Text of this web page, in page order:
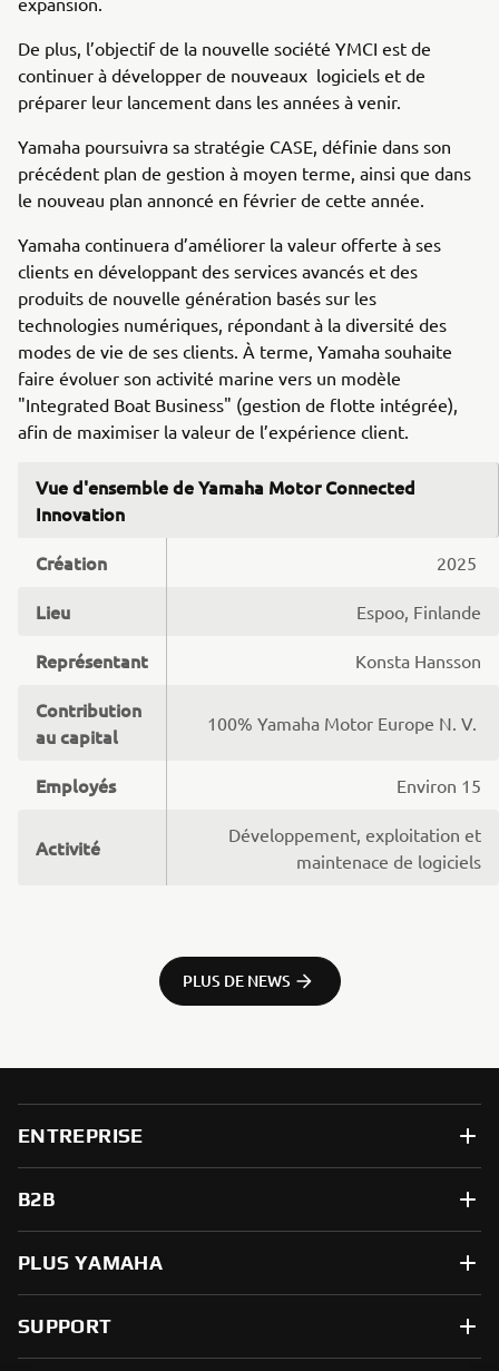
De plus, l’objectif de la nouvelle société YMCI est de
continuer à développer de nouveaux logiciels et de
préparer leur lancement dans les années à venir.
Yamaha poursuivra sa stratégie CASE, définie dans son
précédent plan de gestion à moyen terme, ainsi que dans
le nouveau plan annoncé en février de cette année.
Yamaha continuera d’améliorer la valeur offerte à ses
clients en développant des services avancés et des
produits de nouvelle génération basés sur les
technologies numériques, répondant à la diversité des
modes de vie de ses clients. À terme, Yamaha souhaite
faire évoluer son activité marine vers un modèle
"Integrated Boat Business" (gestion de flotte intégrée),
afin de maximiser la valeur de l’expérience client.
Vue d'ensemble de Yamaha Motor Connected
Innovation
Création
2025
Lieu Espoo, Finlande
Représentant Konsta Hansson
Contribution
au capital
100% Yamaha Motor Europe N. V.
Employés Environ 15
Activité
Développement, exploitation et
maintenace de logiciels
PLUS DE NEWS
ENTREPRISE
B2B
PLUS YAMAHA
SUPPORT